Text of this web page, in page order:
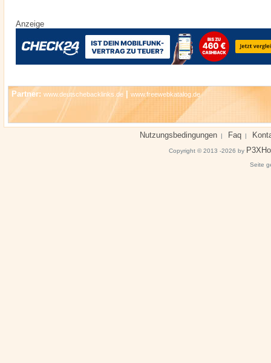
Anzeige
Partner: www.deutschebacklinks.de www.freewebkatalog.de
Nutzungsbedingungen | Faq |
Copyright © 2013 -2026 by
Seite